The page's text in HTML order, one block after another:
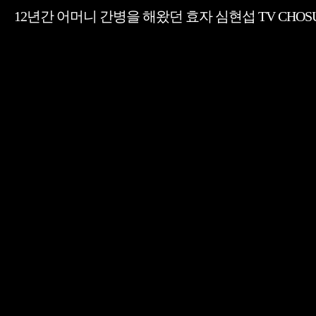
12년간 어머니 간병을 해왔던 효자 심현섭 TV